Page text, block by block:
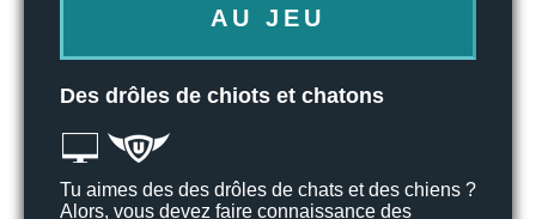
AU JEU
Des drôles de chiots et chatons
Tu aimes des des drôles de chats et des chiens ?
Alors, vous devez faire connaissance des